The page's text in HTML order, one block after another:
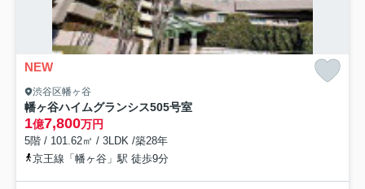
NEW
渋谷区幡ヶ谷
幡ヶ谷ハイムグランシス505号室
1億7,800万円
5階 / 101.62㎡ / 3LDK /築28年
京王線「幡ヶ谷」駅 徒歩9分